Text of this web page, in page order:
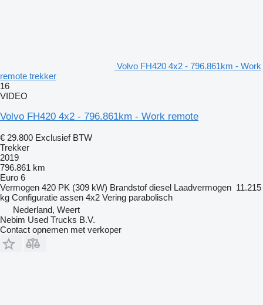
Volvo FH420 4x2 - 796.861km - Work
remote trekker
16
VIDEO
Volvo FH420 4x2 - 796.861km - Work remote
€ 29.800 Exclusief BTW
Trekker
2019
796.861 km
Euro 6
Vermogen 420 PK (309 kW) Brandstof diesel Laadvermogen 11.215
kg Configuratie assen 4x2 Vering parabolisch
Nederland, Weert
Nebim Used Trucks B.V.
Contact opnemen met verkoper